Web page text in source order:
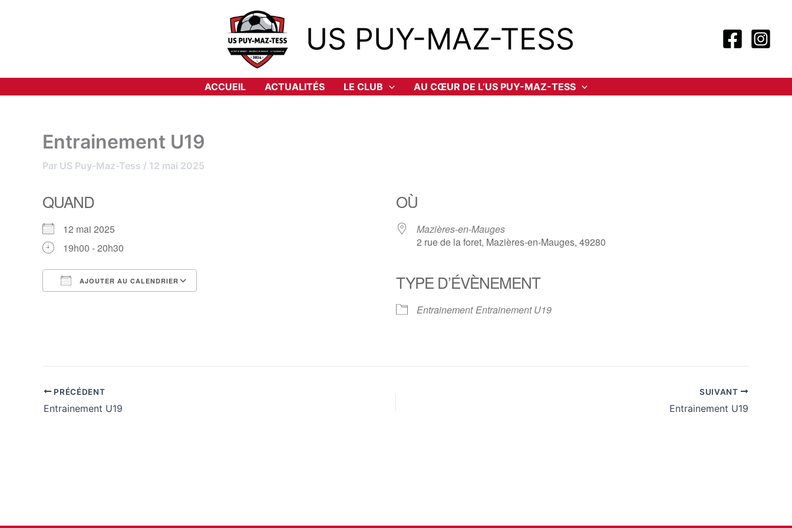
US PUY-MAZ-TESS
ACCUEIL ACTUALITÉS LE CLUB AU CŒUR DE L’US PUY-MAZ-TESS
Entrainement U19
Par US Puy-Maz-Tess / 12 mai 2025
QUAND
12 mai 2025
19h00 - 20h30
AJOUTER AU CALENDRIER
OÙ
Mazières-en-Mauges
2 rue de la foret, Mazières-en-Mauges, 49280
TYPE D’ÉVÈNEMENT
Entrainement Entrainement U19
PRÉCÉDENT
Entrainement U19
SUIVANT
Entrainement U19